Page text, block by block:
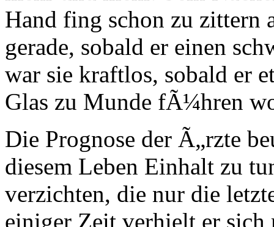
Hand fing schon zu zittern
gerade, sobald er einen
war sie kraftlos, sobald er
Glas zu Munde fÃ¼hren
Die Prognose der Ã„rzte
diesem Leben Einhalt zu
verzichten, die nur die
einiger Zeit verhielt er sich